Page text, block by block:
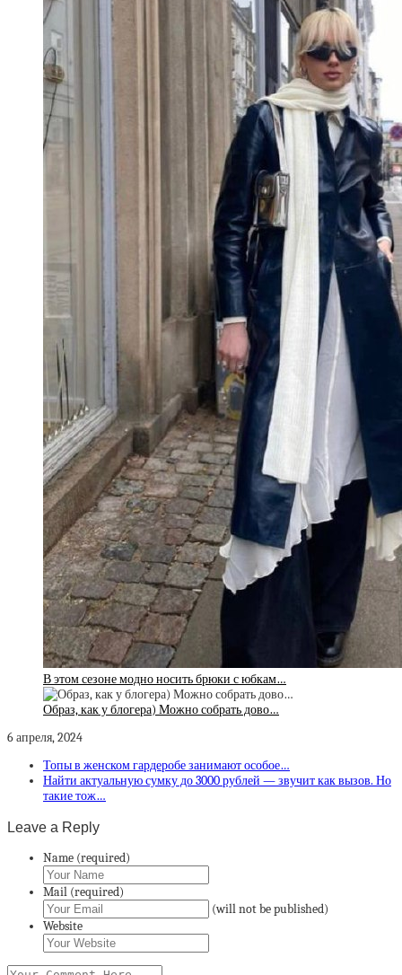
В этом сезоне модно носить брюки с юбкам…
Образ, как у блогера) Можно собрать дово…
6 апреля, 2024
Топы в женском гардеробе занимают особое…
Найти актуальную сумку до 3000 рублей — звучит как вызов. Но
такие тож…
Leave a Reply
Name (required)
Mail (required)
(will not be published)
Website